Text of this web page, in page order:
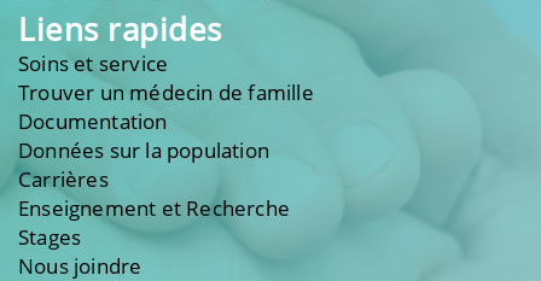
Liens rapides
Soins et service
Trouver un médecin de famille
Documentation
Données sur la population
Carrières
Enseignement et Recherche
Stages
Nous joindre